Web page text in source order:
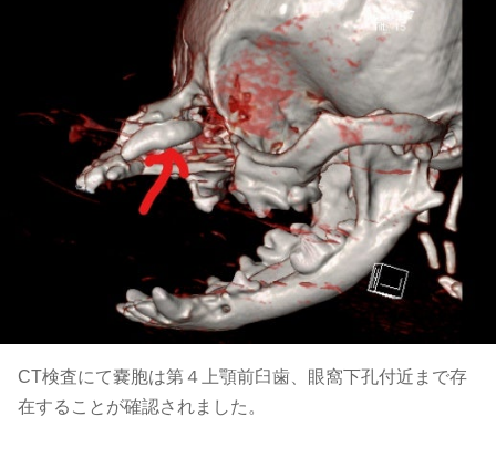
CT検査にて嚢胞は第４上顎前臼歯、眼窩下孔付近まで存
在することが確認されました。